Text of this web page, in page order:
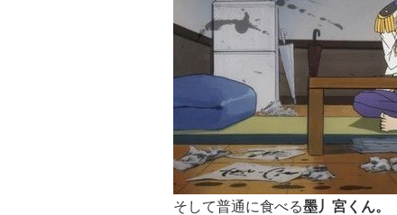
そして普通に食べる墨丿宮くん。